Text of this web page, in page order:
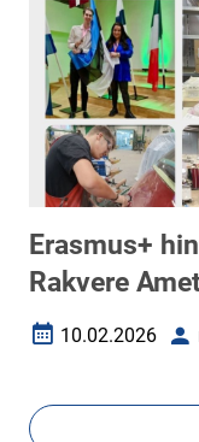
Erasmus+
Rakvere
Loomise kuupäev
10.02.2026